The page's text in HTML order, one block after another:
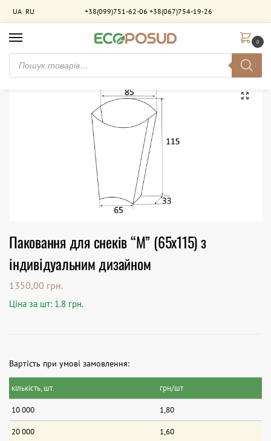
UA RU +38(099)751-62-06 +38(067)754-19-26
0
Головна / Брендування Паковання для картоплі "фрі" з брендуванням
Паковання для снеків “М” (65х115) з
індивідуальним дизайном
1350,00 грн.
Ціна за шт: 1.8 грн.
Вартість при умові замовлення:
кількість, шт. грн/шт
10 000 1,80
20 000 1,60